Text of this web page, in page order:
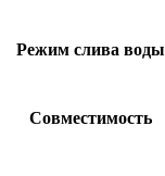
Режим слива воды
Совместимость